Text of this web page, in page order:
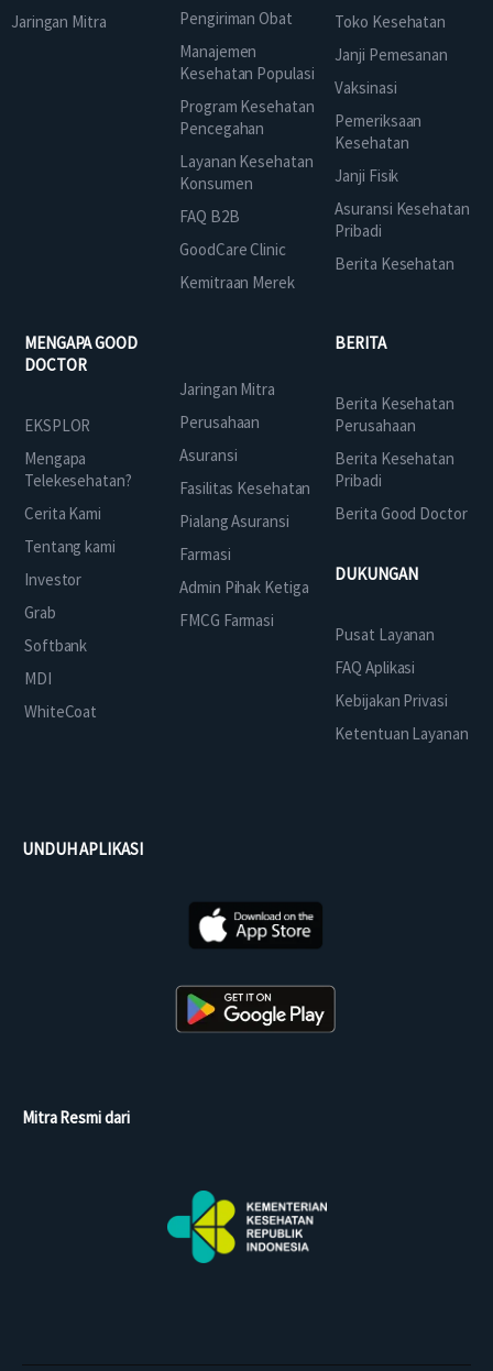
Jaringan Mitra
Pengiriman Obat
Manajemen
Kesehatan Populasi
Program Kesehatan
Pencegahan
Layanan Kesehatan
Konsumen
FAQ B2B
GoodCare Clinic
Kemitraan Merek
Toko Kesehatan
Janji Pemesanan
Vaksinasi
Pemeriksaan
Kesehatan
Janji Fisik
Asuransi Kesehatan
Pribadi
Berita Kesehatan
MENGAPA GOOD
DOCTOR
EKSPLOR
Mengapa
Telekesehatan?
Cerita Kami
Tentang kami
Investor
Grab
Softbank
MDI
WhiteCoat
Jaringan Mitra
Perusahaan
Asuransi
Fasilitas Kesehatan
Pialang Asuransi
Farmasi
Admin Pihak Ketiga
FMCG Farmasi
BERITA
Berita Kesehatan
Perusahaan
Berita Kesehatan
Pribadi
Berita Good Doctor
DUKUNGAN
Pusat Layanan
FAQ Aplikasi
Kebijakan Privasi
Ketentuan Layanan
UNDUH APLIKASI
Mitra Resmi dari